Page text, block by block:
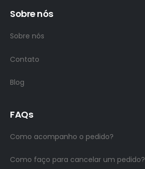
Sobre nós
Sobre nós
Contato
Blog
FAQs
Como acompanho o pedido?
Como faço para cancelar um pedido?